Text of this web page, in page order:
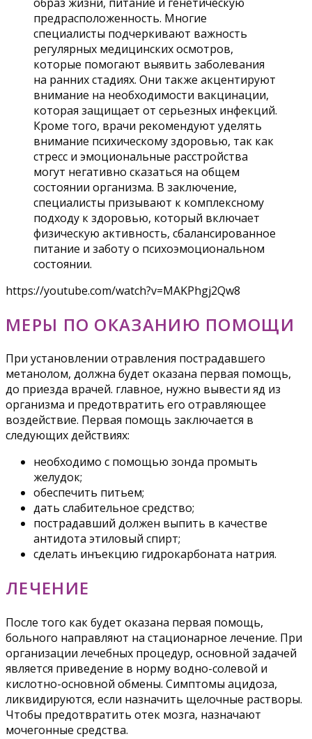
предрасположенность. Многие
специалисты подчеркивают важность
регулярных медицинских осмотров,
которые помогают выявить заболевания
на ранних стадиях. Они также акцентируют
внимание на необходимости вакцинации,
которая защищает от серьезных инфекций.
Кроме того, врачи рекомендуют уделять
внимание психическому здоровью, так как
стресс и эмоциональные расстройства
могут негативно сказаться на общем
состоянии организма. В заключение,
специалисты призывают к комплексному
подходу к здоровью, который включает
физическую активность, сбалансированное
питание и заботу о психоэмоциональном
состоянии.
https://youtube.com/watch?v=MAKPhgj2Qw8
МЕРЫ ПО ОКАЗАНИЮ ПОМОЩИ
При установлении отравления пострадавшего
метанолом, должна будет оказана первая помощь,
до приезда врачей. главное, нужно вывести яд из
организма и предотвратить его отравляющее
воздействие. Первая помощь заключается в
следующих действиях:
необходимо с помощью зонда промыть
желудок;
обеспечить питьем;
дать слабительное средство;
пострадавший должен выпить в качестве
антидота этиловый спирт;
сделать инъекцию гидрокарбоната натрия.
ЛЕЧЕНИЕ
После того как будет оказана первая помощь,
больного направляют на стационарное лечение. При
организации лечебных процедур, основной задачей
является приведение в норму водно-солевой и
кислотно-основной обмены. Симптомы ацидоза,
ликвидируются, если назначить щелочные растворы.
Чтобы предотвратить отек мозга, назначают
мочегонные средства.